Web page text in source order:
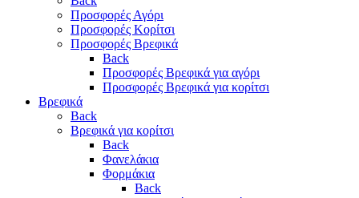
Προσφορές Αγόρι
Προσφορές Κορίτσι
Προσφορές Βρεφικά
Back
Προσφορές Βρεφικά για αγόρι
Προσφορές Βρεφικά για κορίτσι
Βρεφικά
Back
Βρεφικά για κορίτσι
Back
Φανελάκια
Φορμάκια
Back